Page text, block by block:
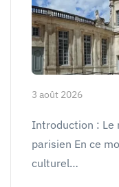
3 août 2026
Introduction : Le
parisien En ce
culturel…